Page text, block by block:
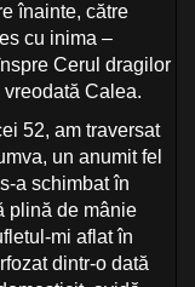
înainte, către
cu inima –
Cerul dragilor
Calea.
52, am traversat
un anumit fel
a schimbat în
plină de mânie
mi aflat în
dintr-o dată